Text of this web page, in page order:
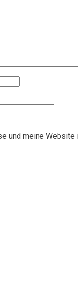
und meine